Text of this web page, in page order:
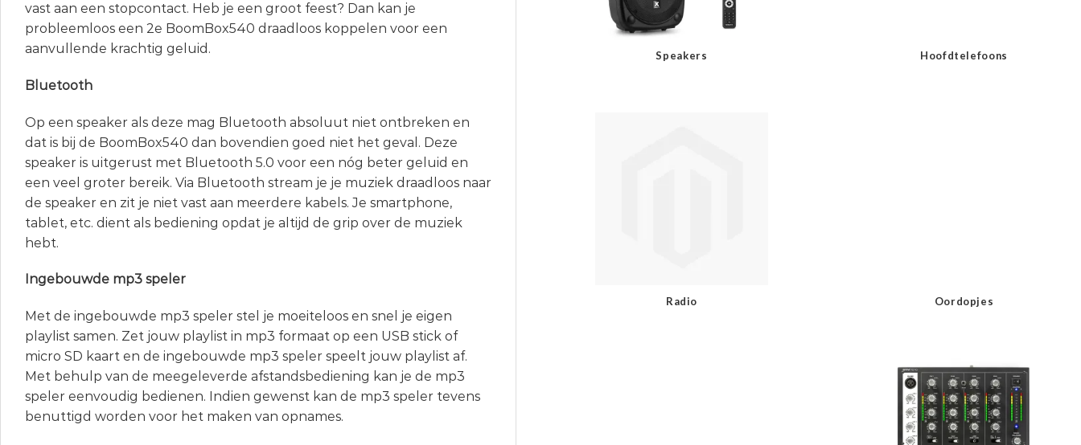
vast aan een stopcontact. Heb je een groot feest? Dan kan je
probleemloos een 2e BoomBox540 draadloos koppelen voor een
aanvullende krachtig geluid.
Bluetooth
Op een speaker als deze mag Bluetooth absoluut niet ontbreken en
dat is bij de BoomBox540 dan bovendien goed niet het geval. Deze
speaker is uitgerust met Bluetooth 5.0 voor een nóg beter geluid en
een veel groter bereik. Via Bluetooth stream je je muziek draadloos naar
de speaker en zit je niet vast aan meerdere kabels. Je smartphone,
tablet, etc. dient als bediening opdat je altijd de grip over de muziek
hebt.
Ingebouwde mp3 speler
Met de ingebouwde mp3 speler stel je moeiteloos en snel je eigen
playlist samen. Zet jouw playlist in mp3 formaat op een USB stick of
micro SD kaart en de ingebouwde mp3 speler speelt jouw playlist af.
Met behulp van de meegeleverde afstandsbediening kan je de mp3
speler eenvoudig bedienen. Indien gewenst kan de mp3 speler tevens
benuttigd worden voor het maken van opnames.
Speakers Hoofdtelefoons
Radio Oordopjes